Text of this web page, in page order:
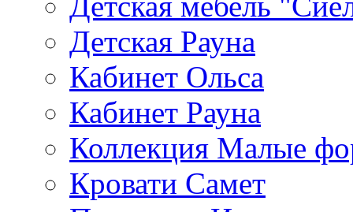
Детская Рауна
Кабинет Ольса
Кабинет Рауна
Коллекция Малые
Кровати Самет